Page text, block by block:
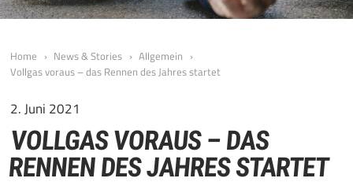
Home News & Stories
Allgemein
Vollgas voraus – das Rennen des Jahres startet
2. Juni 2021
VOLLGAS VORAUS – DAS
RENNEN DES JAHRES STARTET